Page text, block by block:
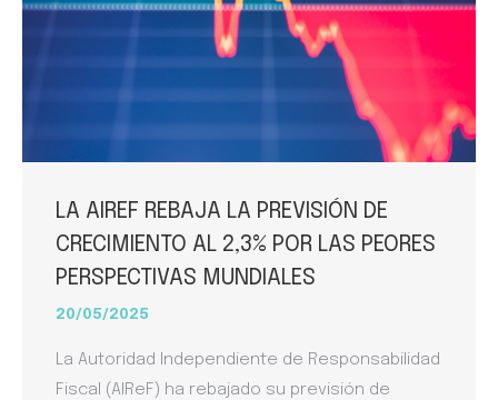
LA AIREF REBAJA LA PREVISIÓN DE
CRECIMIENTO AL 2,3% POR LAS PEORES
PERSPECTIVAS MUNDIALES
20/05/2025
La Autoridad Independiente de Responsabilidad
Fiscal (AIReF) ha rebajado su previsión de